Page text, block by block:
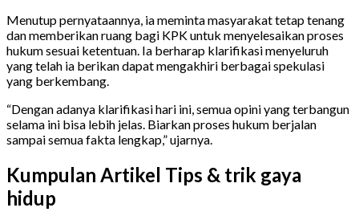
Menutup pernyataannya, ia meminta masyarakat tetap tenang
dan memberikan ruang bagi KPK untuk menyelesaikan proses
hukum sesuai ketentuan. Ia berharap klarifikasi menyeluruh
yang telah ia berikan dapat mengakhiri berbagai spekulasi
yang berkembang.
“Dengan adanya klarifikasi hari ini, semua opini yang terbangun
selama ini bisa lebih jelas. Biarkan proses hukum berjalan
sampai semua fakta lengkap,” ujarnya.
Kumpulan Artikel Tips & trik gaya
hidup